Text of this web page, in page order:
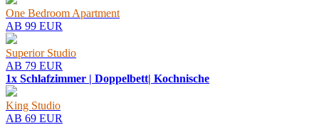
One Bedroom Apartment
AB 99 EUR
Superior Studio
AB 79 EUR
1x Schlafzimmer | Doppelbett| Kochnische
King Studio
AB 69 EUR